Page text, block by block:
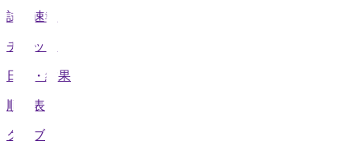
試合速報
チケット
日程・結果
順位表
クラブ